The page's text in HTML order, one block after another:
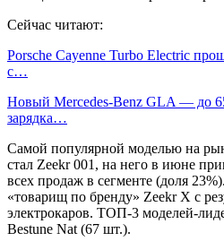
Сейчас читают:
Porsche Cayenne Turbo Electric
с…
Новый Mercedes-Benz GLA — до
зарядка…
Самой популярной моделью на
стал Zeekr 001, на него в июне
всех продаж в сегменте (доля
«товарищ по бренду» Zeekr X c
электрокаров. ТОП-3 моделей-
Bestune Nat (67 шт.).